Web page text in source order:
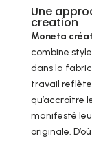
Une
creation
Moneta
combine
dans la
travail
qu’accroître
manifesté
originale.